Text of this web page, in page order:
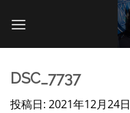
DSC_7737
投稿日: 2021年12月24日